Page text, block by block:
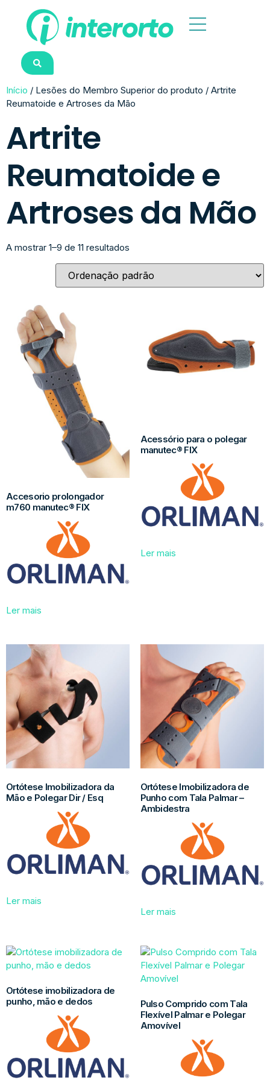
Início / Lesões do Membro Superior do produto / Artrite
Reumatoide e Artroses da Mão
Artrite
Reumatoide e
Artroses da Mão
A mostrar 1–9 de 11 resultados
Accesorio prolongador
m760 manutec® FIX
Ler mais
Acessório para o polegar
manutec® FIX
Ler mais
Ortótese Imobilizadora da
Mão e Polegar Dir / Esq
Ler mais
Ortótese Imobilizadora de
Punho com Tala Palmar –
Ambidestra
Ler mais
Ortótese imobilizadora de
punho, mão e dedos
Pulso Comprido com Tala
Flexível Palmar e Polegar
Amovível